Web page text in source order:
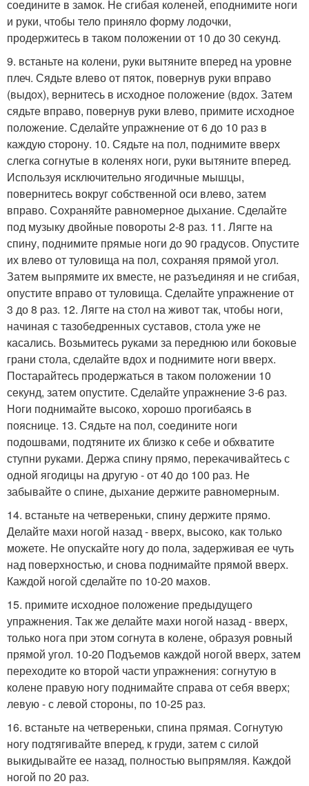
соедините в замок. Не сгибая коленей, еподнимите ноги
и руки, чтобы тело приняло форму лодочки,
продержитесь в таком положении от 10 до 30 секунд.
9. встаньте на колени, руки вытяните вперед на уровне
плеч. Сядьте влево от пяток, повернув руки вправо
(выдох), вернитесь в исходное положение (вдох. Затем
сядьте вправо, повернув руки влево, примите исходное
положение. Сделайте упражнение от 6 до 10 раз в
каждую сторону. 10. Сядьте на пол, поднимите вверх
слегка согнутые в коленях ноги, руки вытяните вперед.
Используя исключительно ягодичные мышцы,
повернитесь вокруг собственной оси влево, затем
вправо. Сохраняйте равномерное дыхание. Сделайте
под музыку двойные повороты 2-8 раз. 11. Лягте на
спину, поднимите прямые ноги до 90 градусов. Опустите
их влево от туловища на пол, сохраняя прямой угол.
Затем выпрямите их вместе, не разъединяя и не сгибая,
опустите вправо от туловища. Сделайте упражнение от
3 до 8 раз. 12. Лягте на стол на живот так, чтобы ноги,
начиная с тазобедренных суставов, стола уже не
касались. Возьмитесь руками за переднюю или боковые
грани стола, сделайте вдох и поднимите ноги вверх.
Постарайтесь продержаться в таком положении 10
секунд, затем опустите. Сделайте упражнение 3-6 раз.
Ноги поднимайте высоко, хорошо прогибаясь в
пояснице. 13. Сядьте на пол, соедините ноги
подошвами, подтяните их близко к себе и обхватите
ступни руками. Держа спину прямо, перекачивайтесь с
одной ягодицы на другую - от 40 до 100 раз. Не
забывайте о спине, дыхание держите равномерным.
14. встаньте на четвереньки, спину держите прямо.
Делайте махи ногой назад - вверх, высоко, как только
можете. Не опускайте ногу до пола, задерживая ее чуть
над поверхностью, и снова поднимайте прямой вверх.
Каждой ногой сделайте по 10-20 махов.
15. примите исходное положение предыдущего
упражнения. Так же делайте махи ногой назад - вверх,
только нога при этом согнута в колене, образуя ровный
прямой угол. 10-20 Подъемов каждой ногой вверх, затем
переходите ко второй части упражнения: согнутую в
колене правую ногу поднимайте справа от себя вверх;
левую - с левой стороны, по 10-25 раз.
16. встаньте на четвереньки, спина прямая. Согнутую
ногу подтягивайте вперед, к груди, затем с силой
выкидывайте ее назад, полностью выпрямляя. Каждой
ногой по 20 раз.